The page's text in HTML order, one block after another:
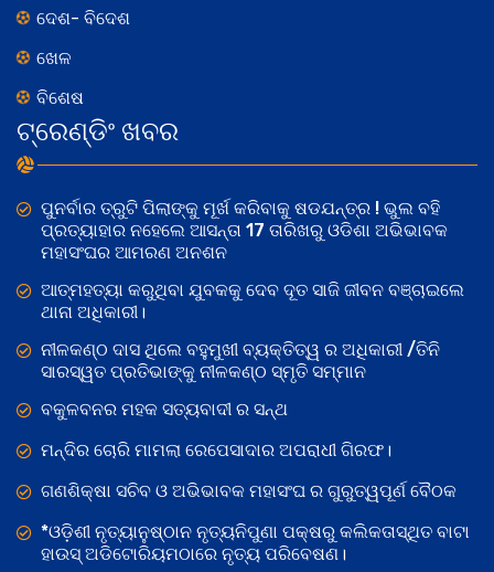
ଦେଶ- ବିଦେଶ
ଖେଳ
ବିଶେଷ
ଟ୍ରେଣ୍ଡିଂ ଖବର
ପୁନର୍ବାର ତ୍ରୁଟି ପିଲାଙ୍କୁ ମୂର୍ଖ କରିବାକୁ ଷଡଯନ୍ତ୍ର ! ଭୁଲ ବହି
ପ୍ରତ୍ୟାହାର ନହେଲେ ଆସନ୍ତା 17 ତାରିଖରୁ ଓଡିଶା ଅଭିଭାବକ
ମହାସଂଘର ଆମରଣ ଅନଶନ
ଆତ୍ମହତ୍ୟା କରୁଥିବା ଯୁବକକୁ ଦେବ ଦୂତ ସାଜି ଜୀବନ ବଞ୍ଚାଇଲେ
ଥାନା ଅଧିକାରୀ।
ନୀଳକଣ୍ଠ ଦାସ ଥିଲେ ବହୁମୁଖୀ ବ୍ୟକ୍ତିତ୍ୱ ର ଅଧିକାରୀ /ତିନି
ସାରସ୍ୱତ ପ୍ରତିଭାଙ୍କୁ ନୀଳକଣ୍ଠ ସ୍ମୃତି ସମ୍ମାନ
ବକୁଳବନର ମହକ ସତ୍ୟବାଦୀ ର ସନ୍ଥ
ମନ୍ଦିର ଚୋରି ମାମଲା ରେପେସାଦାର ଅପରାଧୀ ଗିରଫ।
ଗଣଶିକ୍ଷା ସଚିବ ଓ ଅଭିଭାବକ ମହାସଂଘ ର ଗୁରୁତ୍ୱପୂର୍ଣ ବୈଠକ
*ଓଡ଼ିଶୀ ନୃତ୍ୟାନୁଷ୍ଠାନ ନୃତ୍ୟନିପୁଣା ପକ୍ଷରୁ କଲିକତାସ୍ଥିତ ବାଟା
ହାଉସ୍ ଅଡିଟୋରିୟମଠାରେ ନୃତ୍ୟ ପରିବେଷଣ।